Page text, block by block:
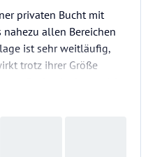
privaten Bucht mit
allen Bereichen
ist sehr weitläufig,
trotz ihrer Größe
für Paare, die